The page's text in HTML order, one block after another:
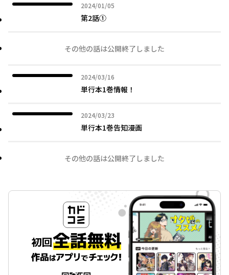
2024/01/05
2024年01月05日
第2話①
その他の話は公開終了しました
2024/03/16
2024年03月16日
単行本1巻情報！
2024/03/23
2024年03月23日
単行本1巻告知漫画
その他の話は公開終了しました